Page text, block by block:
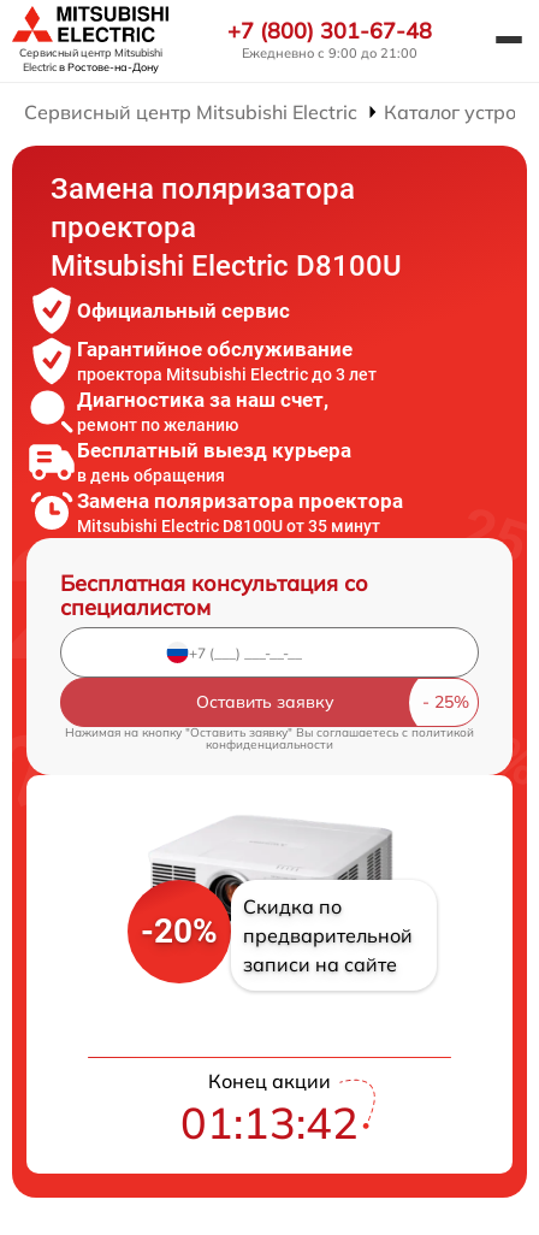
Сервисный центр Mitsubishi
Electricв Ростове-на-Дону
+7 (800) 301-67-48
Ежедневно с 9:00 до 21:00
Сервисный центр Mitsubishi Electric Каталог
Замена поляризатора
проектора
Mitsubishi Electric D8100U
Официальный сервис
Гарантийное обслуживание
проектора Mitsubishi Electric до 3 лет
Диагностика за наш счет,
ремонт по желанию
Бесплатный выезд курьера
в день обращения
Замена поляризатора проектора
Mitsubishi Electric D8100U от 35 минут
Бесплатная консультация со
специалистом
Оставить заявку
Нажимая на кнопку "Оставить заявку" Вы соглашаетесь c политикой
конфиденциальности
-20%
Скидка по
предварительной
записи на сайте
Конец акции
01:13:41